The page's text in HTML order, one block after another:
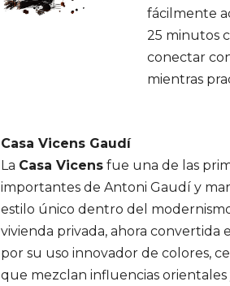
fácilmente
25 minutos
conectar
mientras
Casa Vicens Gaudí
La Casa Vicensfue una de las
importantes de Antoni Gaudí y
estilo único dentro del
vivienda privada, ahora convertida
por su uso innovador de colores,
que mezclan influencias orientales